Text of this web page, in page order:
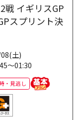
戦 イギリスGP
スプリント決
土)
～01:30
・見逃し